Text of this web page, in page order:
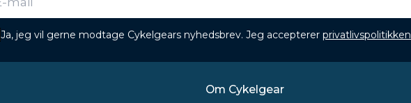
Ja, jeg vil gerne modtage Cykelgears nyhedsbrev. Jeg accepterer privatlivspolitikken
Om Cykelgear